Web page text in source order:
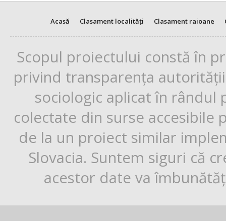
Acasă Clasament localități Clasament raioane
Scopul proiectului constă în
privind transparența
sociologic aplicat în rândul
colectate din surse
de la un proiect similar
Slovacia. Suntem siguri că
acestor date va